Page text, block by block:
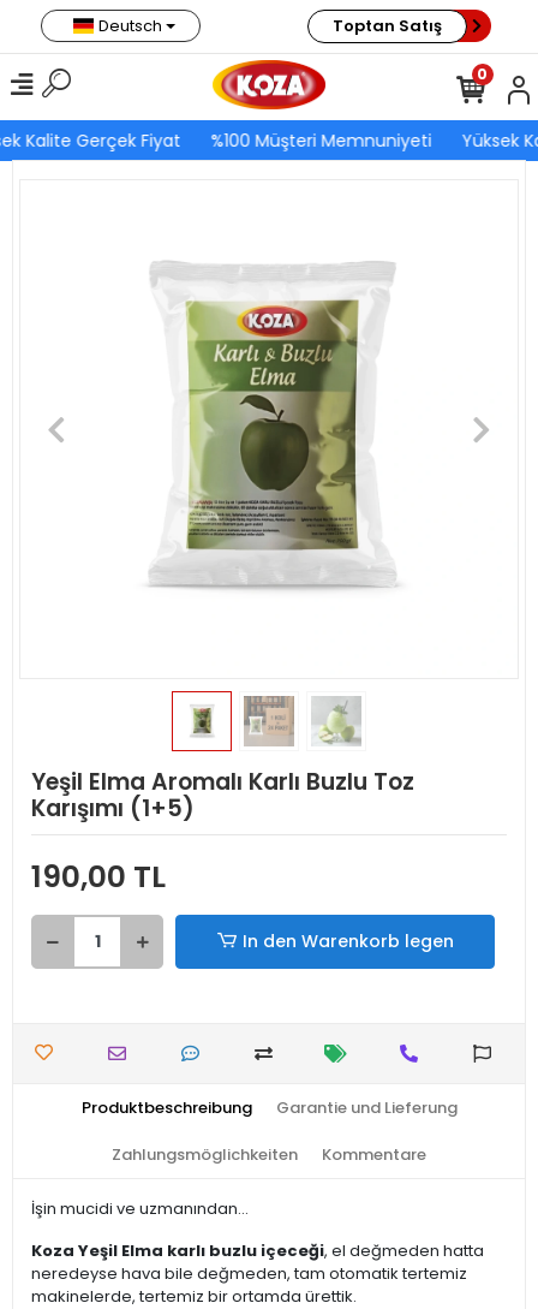
Kalite Gerçek Fiyat %100 Müşteri Memnuniyeti Yüksek
Deutsch Toptan Satış
0
Yeşil Elma Aromalı Karlı Buzlu Toz
Karışımı (1+5)
190,00 TL
In den Warenkorb legen
Produktbeschreibung Garantie und Lieferung
Zahlungsmöglichkeiten Kommentare
İşin mucidi ve uzmanından...
Koza Yeşil Elma karlı buzlu içeceği, el değmeden hatta
neredeyse hava bile değmeden, tam otomatik tertemiz
makinelerde, tertemiz bir ortamda ürettik.